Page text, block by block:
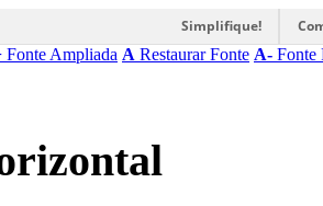
Simplifique!
Fonte Ampliada A Restaurar Fonte A- Fonte